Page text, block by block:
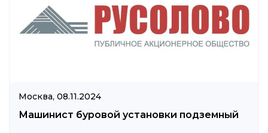
Москва, 08.11.2024
Машинист буровой установки подземный